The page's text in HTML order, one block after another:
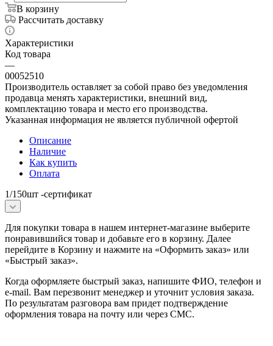
В корзину
Рассчитать доставку
Характеристики
Код товара
—
00052510
Производитель оставляет за собой право без уведомления
продавца менять характеристики, внешний вид,
комплектацию товара и место его производства.
Указанная информация не является публичной офертой
Описание
Наличие
Как купить
Оплата
1/150шт -сертификат
Для покупки товара в нашем интернет-магазине выберите
понравившийся товар и добавьте его в корзину. Далее
перейдите в Корзину и нажмите на «Оформить заказ» или
«Быстрый заказ».
Когда оформляете быстрый заказ, напишите ФИО, телефон и
e-mail. Вам перезвонит менеджер и уточнит условия заказа.
По результатам разговора вам придет подтверждение
оформления товара на почту или через СМС.